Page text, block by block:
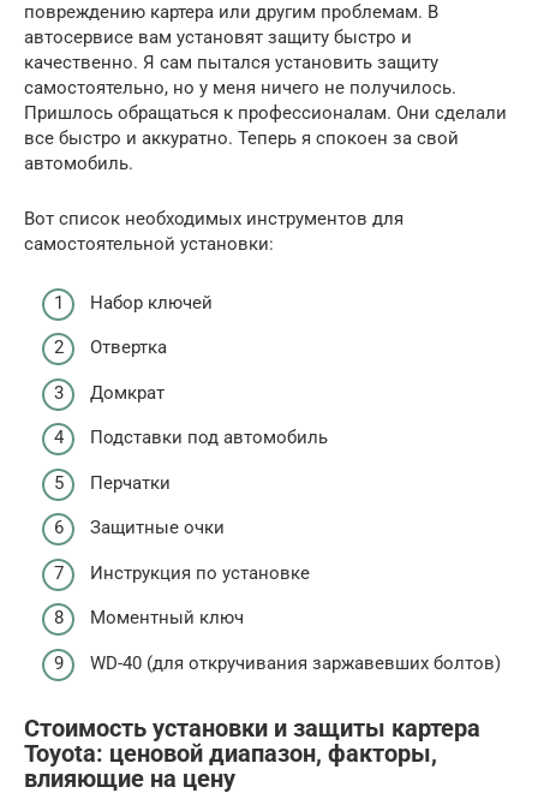
повреждению картера или другим проблемам. В
автосервисе вам установят защиту быстро и
качественно. Я сам пытался установить защиту
самостоятельно, но у меня ничего не получилось.
Пришлось обращаться к профессионалам. Они сделали
все быстро и аккуратно. Теперь я спокоен за свой
автомобиль.
Вот список необходимых инструментов для
самостоятельной установки:
Набор ключей
Отвертка
Домкрат
Подставки под автомобиль
Перчатки
Защитные очки
Инструкция по установке
Моментный ключ
WD-40 (для откручивания заржавевших болтов)
Стоимость установки и защиты картера
Toyota: ценовой диапазон, факторы,
влияющие на цену